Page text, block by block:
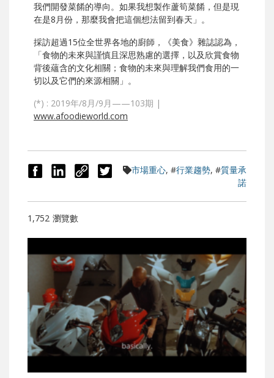
我們開發菜餚的導向。如果我想製作蘆筍菜餚，但是現
在是8月份，那麼我會把這個想法留到春天」。
採訪超過15位全世界各地的廚師，《美食》雜誌認為，
「食物的未來與謹慎且深思熟慮的選擇，以及欣賞食物
背後蘊含的文化相關；食物的未來與理解我們食用的一
切以及它們的來源相關」。
(*) : 2019年/8月/9月——103期 |
www.afoodieworld.com
市場重心, #行業趨勢, #質量承
諾
瀏覽數
1,752